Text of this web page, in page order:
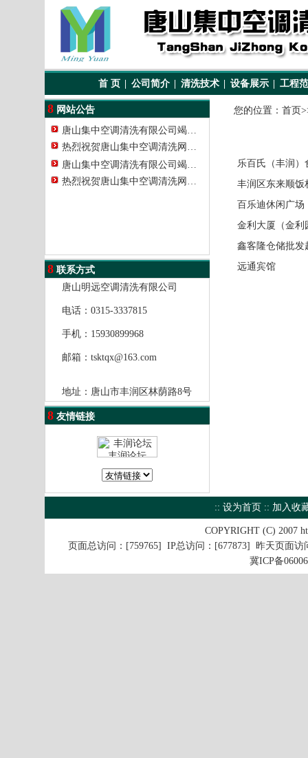
首 页 公司简介 清洗技术 设备展示 工程
8 网站公告
唐山集中空调清洗有限公司竭…
热烈祝贺唐山集中空调清洗网…
唐山集中空调清洗有限公司竭…
热烈祝贺唐山集中空调清洗网…
8 联系方式
唐山明远空调清洗有限公司
电话：0315-3337815
手机：15930899968
邮箱： tsktqx@163.com
地址：唐山市丰润区林荫路8号
8 友情链接
您的位置： 首页
乐百氏（丰润）
丰润区东来顺饭
百乐迪休闲广场
金利大厦（金利
鑫客隆仓储批发
远通宾馆
:: 设为首页 :: 加入收
COPYRIGHT (C) 2007
页面总访问：[759765] IP总访问：[677873] 昨天页面
冀ICP备